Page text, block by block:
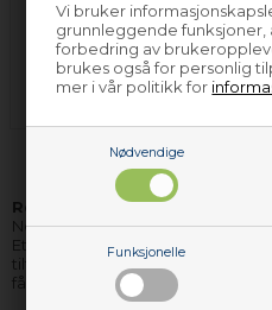
Vi bruker
grunnleggende funksjoner,
forbedring av
brukes også for personlig
mer i vår politikk for
Nødvendige
Funksjonelle
Kjøleskap & fryser
Etna
Reservedeler og tilbehør til
Nettoparts. Vi har et stort lager
Etna apparater, og de delene vi
tilfellene skaffe hjem, så raskt,
få dager på levering.